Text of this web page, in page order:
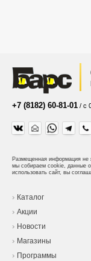
+7 (8182) 60-81-01 / с
Размещенная информация не
мы собираем cookie, данные
использовать сайт, вы
Каталог
Акции
Новости
Магазины
Программы